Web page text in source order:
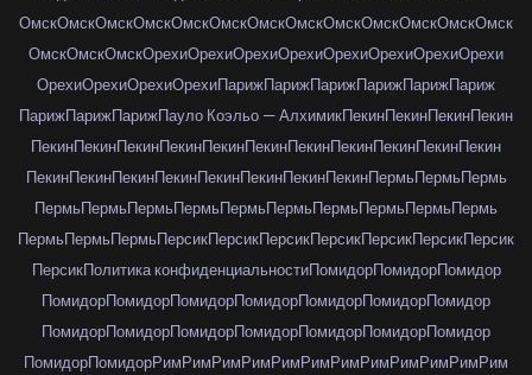
ОмскОмскОмскОмскОмскОмскОмскОмскОмскОмскОмскОмскОмск
ОмскОмскОмскОрехиОрехиОрехиОрехиОрехиОрехиОрехиОрехи
ОрехиОрехиОрехиОрехиПарижПарижПарижПарижПарижПариж
ПарижПарижПарижПауло Коэльо — АлхимикПекинПекинПекинПекин
ПекинПекинПекинПекинПекинПекинПекинПекинПекинПекинПекин
ПекинПекинПекинПекинПекинПекинПекинПекинПермьПермьПермь
ПермьПермьПермьПермьПермьПермьПермьПермьПермьПермь
ПермьПермьПермьПерсикПерсикПерсикПерсикПерсикПерсикПерсик
ПерсикПолитика конфиденциальностиПомидорПомидорПомидор
ПомидорПомидорПомидорПомидорПомидорПомидорПомидор
ПомидорПомидорПомидорПомидорПомидорПомидорПомидор
ПомидорПомидорРимРимРимРимРимРимРимРимРимРимРимРим